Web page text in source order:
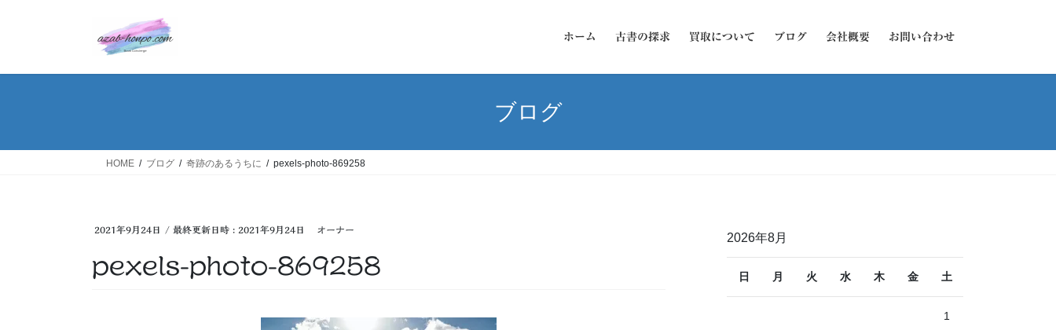
ホーム 古書の探求 買取について ブログ 会社概要 お問い合わせ
ブログ
HOME ブログ 奇跡のあるうちに pexels-photo-869258
2021年9月24日 / 最終更新日時 : 2021年9月24日 オーナー
pexels-photo-869258
2026年8月
日 月 火 水 木 金 土
1